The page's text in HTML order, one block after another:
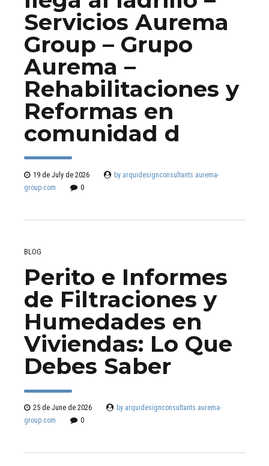
Servicios Aurema
Group – Grupo
Aurema –
Rehabilitaciones y
Reformas en
comunidad d
19 de July de 2026
by arquidesignconsultants.aurema-
group.com
0
BLOG
Perito e Informes
de Filtraciones y
Humedades en
Viviendas: Lo Que
Debes Saber
25 de June de 2026
by arquidesignconsultants.aurema-
group.com
0